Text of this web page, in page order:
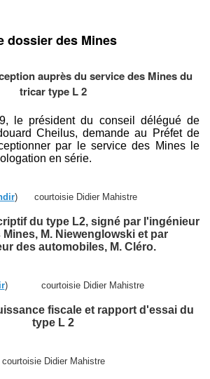
dossier des Mines
auprès du service des Mines du
tricar type L 2
le président du conseil délégué de
Cheilus, demande au Préfet de
par le service des Mines le
en série.
) courtoisie Didier Mahistre
du type L2, signé par l'ingénieur
M. Niewenglowski et par
des automobiles, M. Cléro.
) courtoisie Didier Mahistre
fiscale et rapport d'essai du
type L 2
courtoisie Didier Mahistre